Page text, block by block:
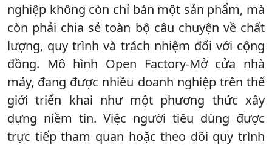
nghiệp không còn chỉ bán một sản phẩm, mà
còn phải chia sẻ toàn bộ câu chuyện về chất
lượng, quy trình và trách nhiệm đối với cộng
đồng. Mô hình Open Factory-Mở cửa nhà
máy, đang được nhiều doanh nghiệp trên thế
giới triển khai như một phương thức xây
dựng niềm tin. Việc người tiêu dùng được
trực tiếp tham quan hoặc theo dõi quy trình